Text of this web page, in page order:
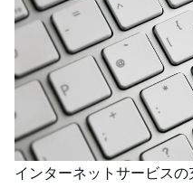
インターネットサービス